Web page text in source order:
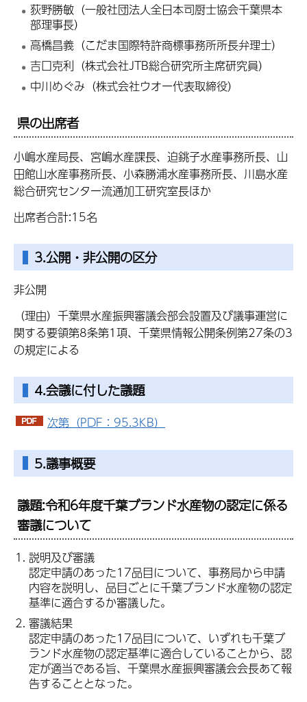
荻野勝敏（一般社団法人全日本司厨士協会千葉県本
部理事長）
高橋昌義（こだま国際特許商標事務所所長弁理士）
吉口克利（株式会社JTB総合研究所主席研究員）
中川めぐみ（株式会社ウオー代表取締役）
県の出席者
小嶋水産局長、宮嶋水産課長、迫銚子水産事務所長、山
田館山水産事務所長、小森勝浦水産事務所長、川島水産
総合研究センター流通加工研究室長ほか
出席者合計:15名
3.公開・非公開の区分
非公開
（理由）千葉県水産振興審議会部会設置及び議事運営に
関する要領第8条第1項、千葉県情報公開条例第27条の3
の規定による
4.会議に付した議題
次第（PDF：95.3KB）
5.議事概要
議題:令和6年度千葉ブランド水産物の認定に係る
審議について
説明及び審議
認定申請のあった17品目について、事務局から申請
内容を説明し、品目ごとに千葉ブランド水産物の認定
基準に適合するか審議した。
審議結果
認定申請のあった17品目について、いずれも千葉ブ
ランド水産物の認定基準に適合していることから、認
定が適当である旨、千葉県水産振興審議会会長あて報
告することとなった。